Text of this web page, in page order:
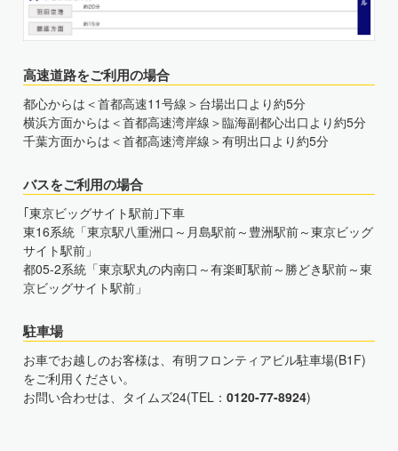
高速道路をご利用の場合
都心からは＜首都高速11号線＞台場出口より約5分
横浜方面からは＜首都高速湾岸線＞臨海副都心出口より約5分
千葉方面からは＜首都高速湾岸線＞有明出口より約5分
バスをご利用の場合
｢東京ビッグサイト駅前｣下車
東16系統「東京駅八重洲口～月島駅前～豊洲駅前～東京ビッグ
サイト駅前」
都05-2系統「東京駅丸の内南口～有楽町駅前～勝どき駅前～東
京ビッグサイト駅前」
駐車場
お車でお越しのお客様は、有明フロンティアビル駐車場(B1F)
をご利用ください。
お問い合わせは、タイムズ24(TEL：0120-77-8924)